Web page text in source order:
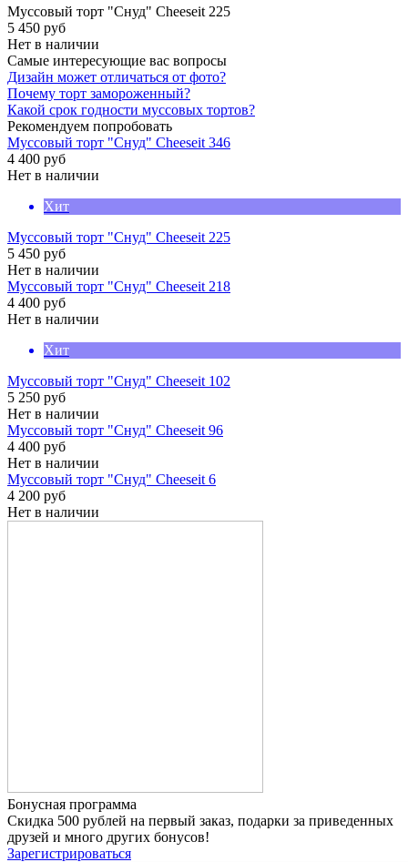
Муссовый торт "Снуд" Cheeseit 225
5 450 руб
Нет в наличии
Самые интересующие вас вопросы
Дизайн может отличаться от фото?
Почему торт замороженный?
Какой срок годности муссовых тортов?
Рекомендуем попробовать
Муссовый торт "Снуд" Cheeseit 346
4 400 руб
Нет в наличии
Хит
Муссовый торт "Снуд" Cheeseit 225
5 450 руб
Нет в наличии
Муссовый торт "Снуд" Cheeseit 218
4 400 руб
Нет в наличии
Хит
Муссовый торт "Снуд" Cheeseit 102
5 250 руб
Нет в наличии
Муссовый торт "Снуд" Cheeseit 96
4 400 руб
Нет в наличии
Муссовый торт "Снуд" Cheeseit 6
4 200 руб
Нет в наличии
Бонусная программа
Скидка 500 рублей на первый заказ, подарки за приведенных
друзей и много других бонусов!
Зарегистрироваться